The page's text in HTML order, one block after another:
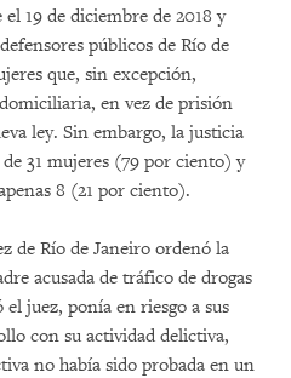
19 de diciembre de 2018 y
públicos de Río de
que, sin excepción,
en vez de prisión
ley. Sin embargo, la justicia
31 mujeres (79 por ciento) y
8 (21 por ciento).
de Río de Janeiro ordenó la
acusada de tráfico de drogas
juez, ponía en riesgo a sus
con su actividad delictiva,
no había sido probada en un